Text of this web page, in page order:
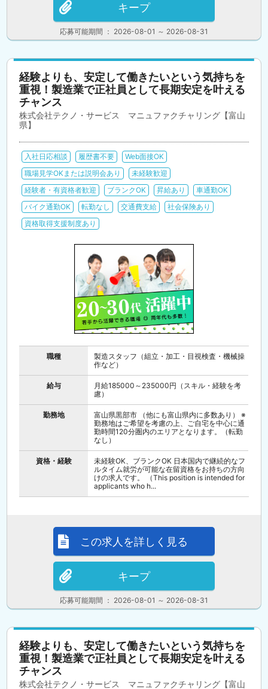
応募可能期間 ： 2026-08-01 ～ 2026-08-31
キープ
経験よりも、安定して働きたいという気持ちを
重視！製造業で正社員として長期安定を叶える
チャンス
株式会社テクノ・サービス マニュファクチャリング【富山
県】
入社日応相談 履歴書不要
Web面接OK
職場見学OKまたは説明会あり
未経験歓迎
経験者・有資格者歓迎
ブランクOK 昇給あり
車通勤OK
バイク通勤OK
転勤なし 交通費支給
社会保険あり
資格取得支援制度あり
職種
製造スタッフ（組立・加工・目視検査・機械操
作など）
給与
月給185000～235000円（スキル・経験を考
慮）
勤務地
富山県黒部市 （他にも富山県内に多数あり） ※
勤務地はご希望を考慮の上、ご自宅を中心に通
勤時間120分圏内のエリアとなります。（転勤
なし）
資格・経験
未経験OK、ブランクOK 日本国内で継続的なフ
ルタイム就労が可能な在留資格をお持ちの方向
けの求人です。 （This position is intended for
applicants who h...
応募可能期間 ： 2026-08-01 ～ 2026-08-31
この求人を詳しく見る
キープ
経験よりも、安定して働きたいという気持ちを
重視！製造業で正社員として長期安定を叶える
チャンス
株式会社テクノ・サービス マニュファクチャリング【富山